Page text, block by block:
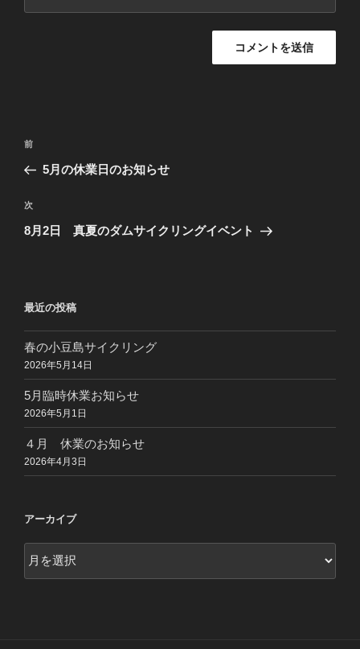
投
ナ
ビ
ゲ
ン
過
去
投
稿
前
5月の休業日のお知らせ
次
の
次
8月2日 真夏のダムサイクリングイベント
最近の投稿
春の小豆島サイクリング
2026年5月14日
5月臨時休業お知らせ
2026年5月1日
４月 休業のお知らせ
2026年4月3日
アーカイブ
ー